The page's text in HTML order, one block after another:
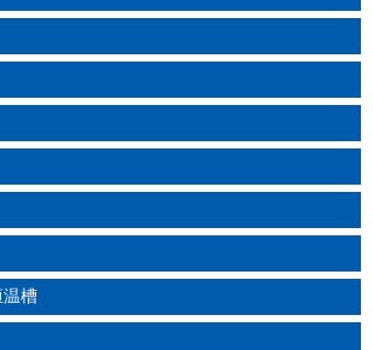
温槽